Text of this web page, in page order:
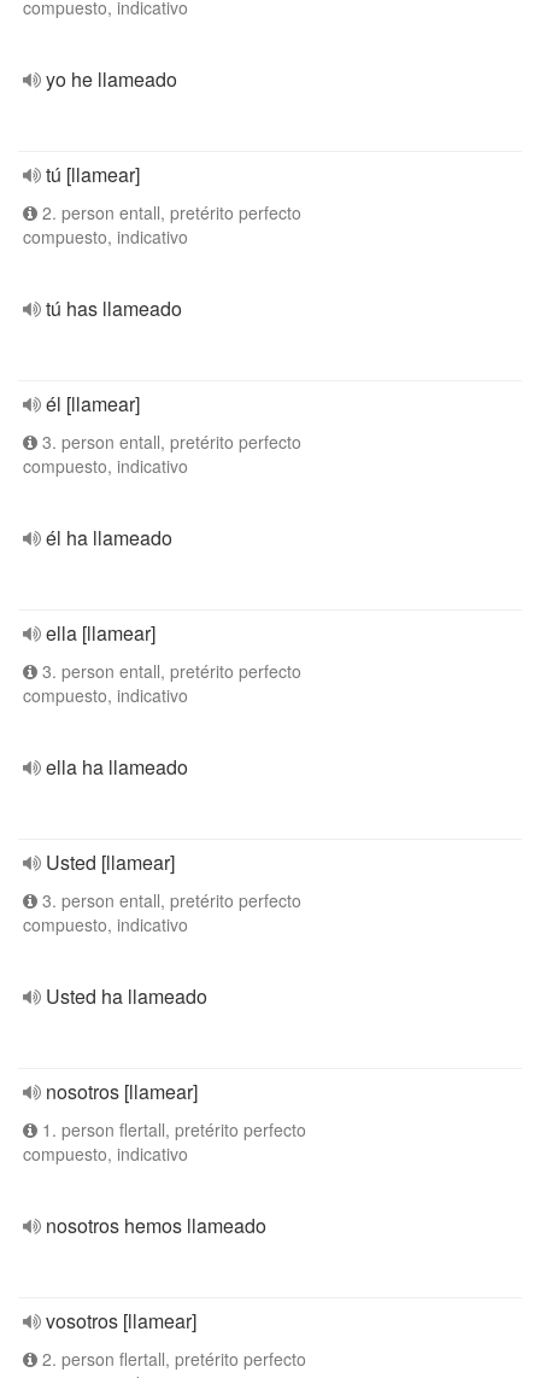
compuesto, indicativo
yo he llameado
tú [llamear]
2. person entall, pretérito perfecto
compuesto, indicativo
tú has llameado
él [llamear]
3. person entall, pretérito perfecto
compuesto, indicativo
él ha llameado
ella [llamear]
3. person entall, pretérito perfecto
compuesto, indicativo
ella ha llameado
Usted [llamear]
3. person entall, pretérito perfecto
compuesto, indicativo
Usted ha llameado
nosotros [llamear]
1. person flertall, pretérito perfecto
compuesto, indicativo
nosotros hemos llameado
vosotros [llamear]
2. person flertall, pretérito perfecto